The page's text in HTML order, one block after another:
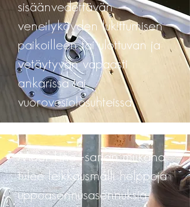
sisäänvedettävän
veneilyköyden lukittumisen
paikoilleen tai ulottuvan ja
vetäytyvän vapaasti
ankarissa tai
vuorovesiolosuhteissa.
Moor Line -sarjan mukana
tulee leikkausmalli helppoja
uppoasennusasennuksia